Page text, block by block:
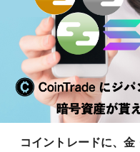
コイントレードに、